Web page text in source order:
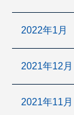
2022年1月
2021年12月
2021年11月